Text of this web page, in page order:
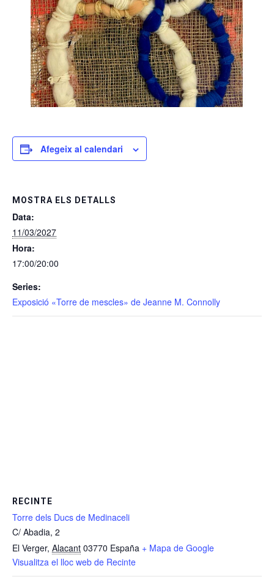
Afegeix al calendari
MOSTRA ELS DETALLS
Data:
11/03/2027
Hora:
17:00/20:00
Series:
Exposició «Torre de mescles» de Jeanne M. Connolly
RECINTE
Torre dels Ducs de Medinaceli
C/ Abadia, 2
El Verger, Alacant 03770 España + Mapa de Google
Visualitza el lloc web de Recinte